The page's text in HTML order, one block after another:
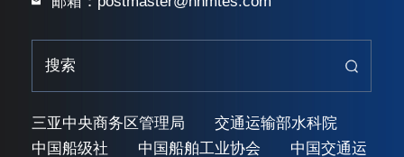
三亚中央商务区管理局
交通运输部水科院
中国船级社
中国船舶工业协会 中国交通运